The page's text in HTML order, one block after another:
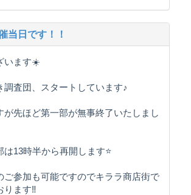
当日です！！
います☀️
調査団、スタートしています♪
が先ほど第一部が無事終了いたしまし
は13時半から再開します⭐️
ご参加も可能ですのでキララ商店街で
ります‼️